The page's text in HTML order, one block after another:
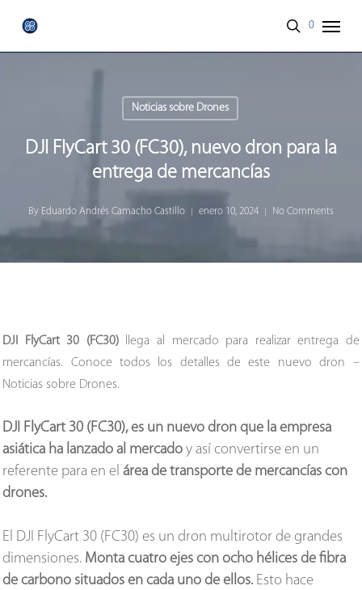
main
search
0
Noticias sobre Drones
DJI FlyCart 30 (FC30), nuevo dron para la
entrega de mercancías
By Eduardo Andrés Camacho Castillo enero 10, 2024 No Comments
DJI FlyCart 30 (FC30)llega al mercado para realizar entrega de
mercancías. Conoce todos los detalles de este nuevo dron –
Noticias sobre Drones.
DJI FlyCart 30 (FC30), es un nuevo dron que la empresa
asiática ha lanzado al mercado y así convertirse en un
referente para en elárea de transporte de mercancías con
drones.
El DJI FlyCart 30 (FC30) es un dron multirotor de grandes
dimensiones. Monta cuatro ejes con ocho hélices de fibra
de carbono situados en cada uno de ellos. Esto hace